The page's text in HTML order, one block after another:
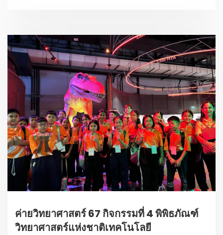
ค่ายวิทยาศาสตร์ 67 กิจกรรมที่ 4 พิพิธภัณฑ์
วิทยาศาสตร์แห่งชาติเทคโนโลยี